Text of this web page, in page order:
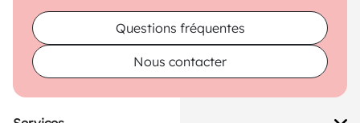
Questions fréquentes
Nous contacter